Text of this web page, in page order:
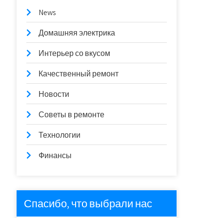
News
Домашняя электрика
Интерьер со вкусом
Качественный ремонт
Новости
Советы в ремонте
Технологии
Финансы
Спасибо, что выбрали нас